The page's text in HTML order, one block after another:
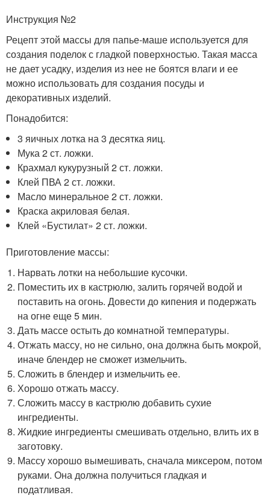
Инструкция №2
Рецепт этой массы для папье-маше используется для
создания поделок с гладкой поверхностью. Такая масса
не дает усадку, изделия из нее не боятся влаги и ее
можно использовать для создания посуды и
декоративных изделий.
Понадобится:
3 яичных лотка на 3 десятка яиц.
Мука 2 ст. ложки.
Крахмал кукурузный 2 ст. ложки.
Клей ПВА 2 ст. ложки.
Масло минеральное 2 ст. ложки.
Краска акриловая белая.
Клей «Бустилат» 2 ст. ложки.
Приготовление массы:
Нарвать лотки на небольшие кусочки.
Поместить их в кастрюлю, залить горячей водой и
поставить на огонь. Довести до кипения и подержать
на огне еще 5 мин.
Дать массе остыть до комнатной температуры.
Отжать массу, но не сильно, она должна быть мокрой,
иначе блендер не сможет измельчить.
Сложить в блендер и измельчить ее.
Хорошо отжать массу.
Сложить массу в кастрюлю добавить сухие
ингредиенты.
Жидкие ингредиенты смешивать отдельно, влить их в
заготовку.
Массу хорошо вымешивать, сначала миксером, потом
руками. Она должна получиться гладкая и
податливая.